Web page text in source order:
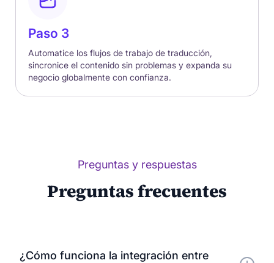
Paso 3
Automatice los flujos de trabajo de traducción,
sincronice el contenido sin problemas y expanda su
negocio globalmente con confianza.
Preguntas y respuestas
Preguntas frecuentes
¿Cómo funciona la integración entre